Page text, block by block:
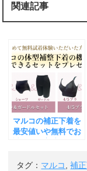
関連記事
マルコの補正下着を
最安値いや無料でお
タグ： マルコ ,補